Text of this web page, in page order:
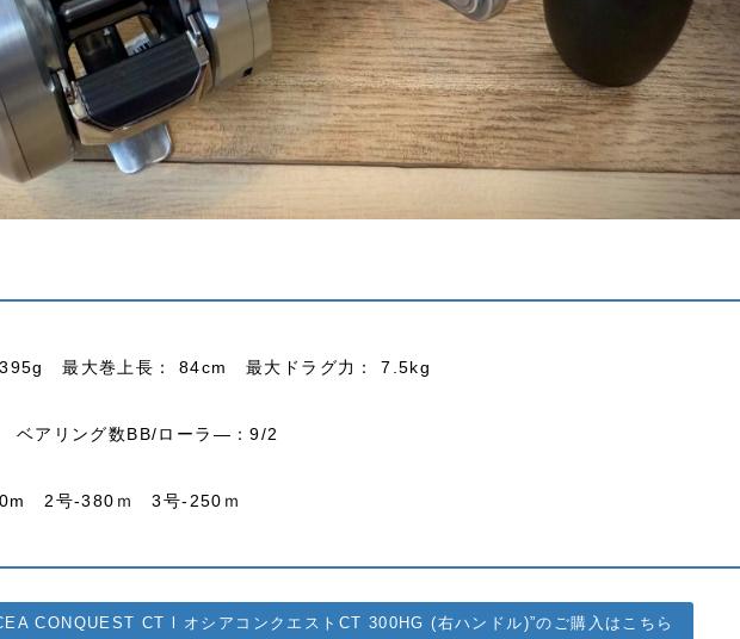
最大巻上長： 84cm 最大ドラグ力： 7.5kg
ベアリング数BB/ローラ―：9/2
2号-380ｍ 3号-250ｍ
CONQUEST CT l オシアコンクエストCT 300HG (右ハンドル)”のご購入はこちら